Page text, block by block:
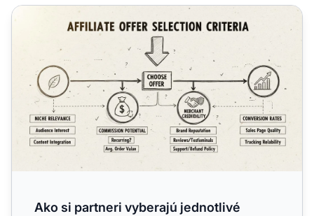
Ako si partneri vyberajú jednotlivé ponuky? Kompletný
Ako si partneri vyberajú jednotlivé